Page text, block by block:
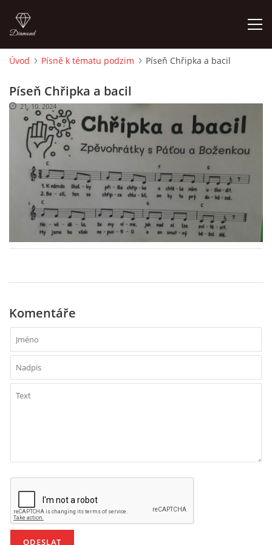
O MĚ
FOTOALBUM
DĚJINY VÝTVARNÉHO UMĚNÍ
NOVINKY ZE ŠKOLSTVÍ 2025
VZDĚLÁVACÍ BLOK LISTOPAD
VZDĚLÁVACÍ BLOK ÚNOR
VZDĚLÁVACÍ BLOK BŘEZEN
Úvod Písně k tématu podzim Píseň Chřipka a bacil
Píseň Chřipka a bacil
21. 10. 2024
Komentáře